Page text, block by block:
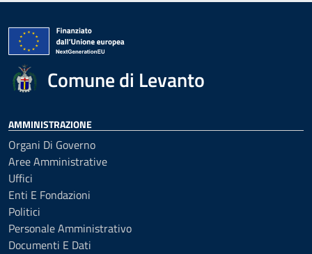
Comune di Levanto
AMMINISTRAZIONE
Organi Di Governo
Aree Amministrative
Uffici
Enti E Fondazioni
Politici
Personale Amministrativo
Documenti E Dati